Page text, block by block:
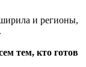
и регионы,
тем, кто готов